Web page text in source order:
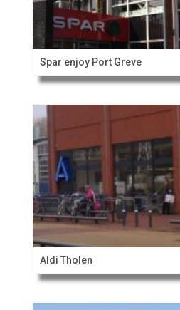
Spar enjoy Port Greve
Aldi Tholen